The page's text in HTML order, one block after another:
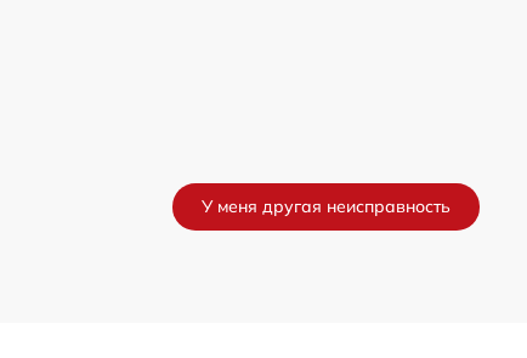
У меня другая неисправность